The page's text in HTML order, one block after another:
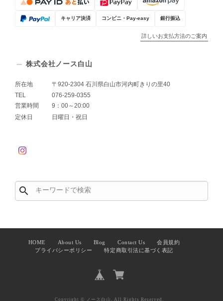
キャリア決済 コンビニ・Pay-easy 銀行振込
詳しいお支払方法のご案内
株式会社ノース白山
所在地
〒920-2304 石川県白山市河内町きりの里40
TEL
076-259-0355
営業時間
9：00～20:00
定休日
日曜日・祝日
search
HOME About Us Blog Contact Us
会員規約
プライバシーポリシー
特定商取引法に基づく表記
Copyright © ノース白山. All Rights Reserved.